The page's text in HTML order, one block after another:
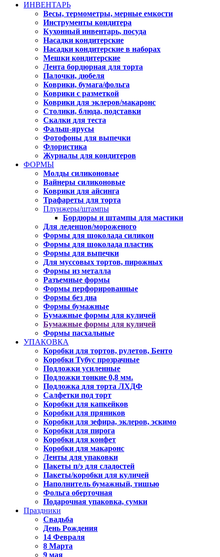
ИНВЕНТАРЬ
Весы, термометры, мерные емкости
Инструменты кондитера
Кухонный инвентарь, посуда
Насадки кондитерские
Насадки кондитерские в наборах
Мешки кондитерские
Лента бордюрная для торта
Палочки, дюбеля
Коврики, бумага/фольга
Коврики с разметкой
Коврики для эклеров/макаронс
Столики, блюда, подставки
Скалки для теста
Фальш-ярусы
Фотофоны для выпечки
Флористика
Журналы для кондитеров
ФОРМЫ
Молды силиконовые
Вайнеры силиконовые
Коврики для айсинга
Трафареты для торта
Плунжеры/штампы
Бордюры и штампы для мастики
Для леденцов/мороженого
Формы для шоколада силикон
Формы для шоколада пластик
Формы для выпечки
Для муссовых тортов, пирожных
Формы из металла
Разъемные формы
Формы перфорированные
Формы без дна
Формы бумажные
Бумажные формы для куличей
Бумажные формы для куличей
Формы пасхальные
УПАКОВКА
Коробки для тортов, рулетов, Бенто
Коробки Тубус прозрачные
Подложки усиленные
Подложки тонкие 0,8 мм.
Подложка для торта ЛХДФ
Салфетки под торт
Коробки для капкейков
Коробки для пряников
Коробки для зефира, эклеров, эскимо
Коробки для пирога
Коробки для конфет
Коробки для макаронс
Ленты для упаковки
Пакеты п/э для сладостей
Пакеты/коробки для куличей
Наполнитель бумажный, тишью
Фольга оберточная
Подарочная упаковка, сумки
Праздники
Свадьба
День Рождения
14 Февраля
8 Марта
9 мая